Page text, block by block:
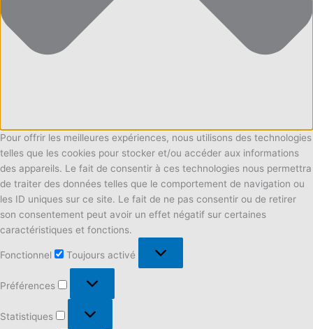
Pour offrir les meilleures expériences, nous utilisons des technologies
telles que les cookies pour stocker et/ou accéder aux informations
des appareils. Le fait de consentir à ces technologies nous permettra
de traiter des données telles que le comportement de navigation ou
les ID uniques sur ce site. Le fait de ne pas consentir ou de retirer
son consentement peut avoir un effet négatif sur certaines
caractéristiques et fonctions.
Fonctionnel
Toujours activé
Préférences
Statistiques